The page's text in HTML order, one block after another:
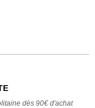
dès 90€ d'achat